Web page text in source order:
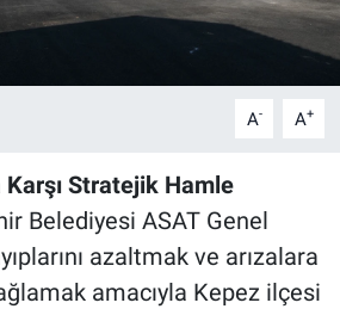
A- A+
Stratejik Hamle
Belediyesi ASAT Genel
azaltmak ve arızalara
amacıyla Kepez ilçesi